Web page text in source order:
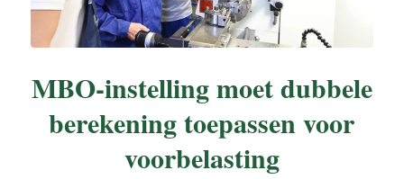
MBO-instelling moet dubbele
berekening toepassen voor
voorbelasting